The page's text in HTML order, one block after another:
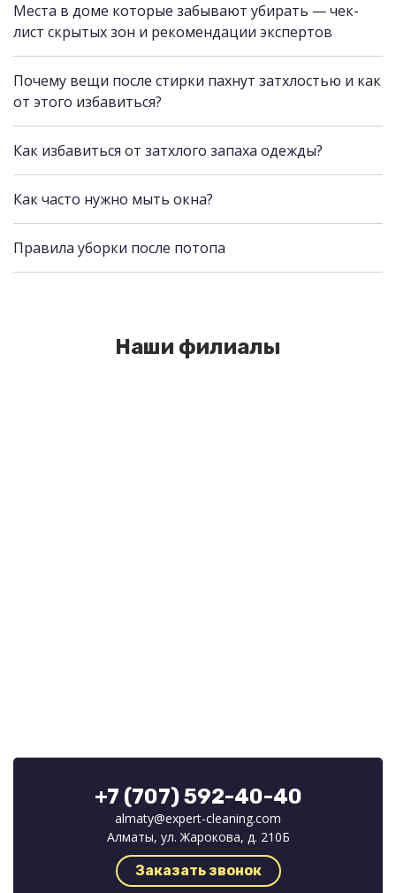
Места в доме которые забывают убирать — чек-
лист скрытых зон и рекомендации экспертов
Почему вещи после стирки пахнут затхлостью и как
от этого избавиться?
Как избавиться от затхлого запаха одежды?
Как часто нужно мыть окна?
Правила уборки после потопа
Наши филиалы
+7 (707) 592-40-40
almaty@expert-cleaning.com
Алматы, ул. Жарокова, д. 210Б
Заказать звонок